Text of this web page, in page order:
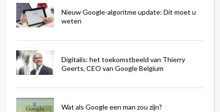
Nieuw Google-algoritme update: Dit moet u
weten
Digitalis: het toekomstbeeld van Thierry
Geerts, CEO van Google Belgium
Wat als Google een man zou zijn?